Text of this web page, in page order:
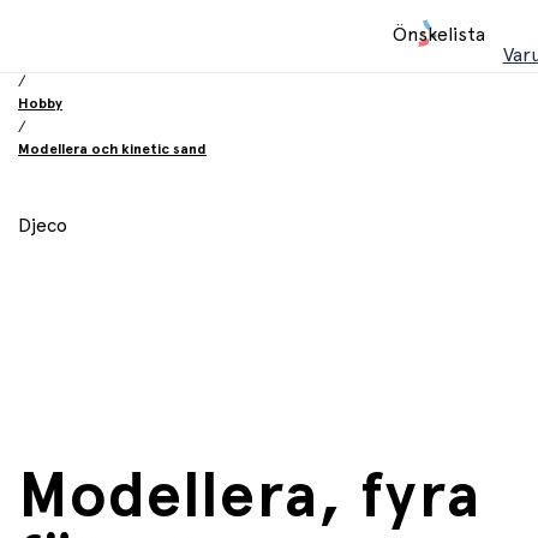
Önskelista
/
Hobby
/
Modellera och kinetic sand
Djeco
Modellera, fyra